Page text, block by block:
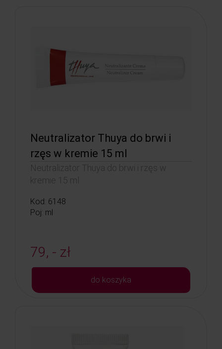
Neutralizator Thuya do brwi i
rzęs w kremie 15 ml
Neutralizator Thuya do brwi i rzęs w
kremie 15 ml
Kod: 6148
Poj: ml
79, - zł
do koszyka